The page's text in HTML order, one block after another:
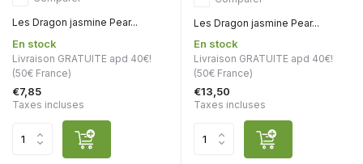
Les Dragon jasmine Pear...
En stock
Livraison GRATUITE apd 40€!
(50€ France)
€7,85
Taxes incluses
Les Dragon jasmine Pear...
En stock
Livraison GRATUITE apd 40€!
(50€ France)
€13,50
Taxes incluses